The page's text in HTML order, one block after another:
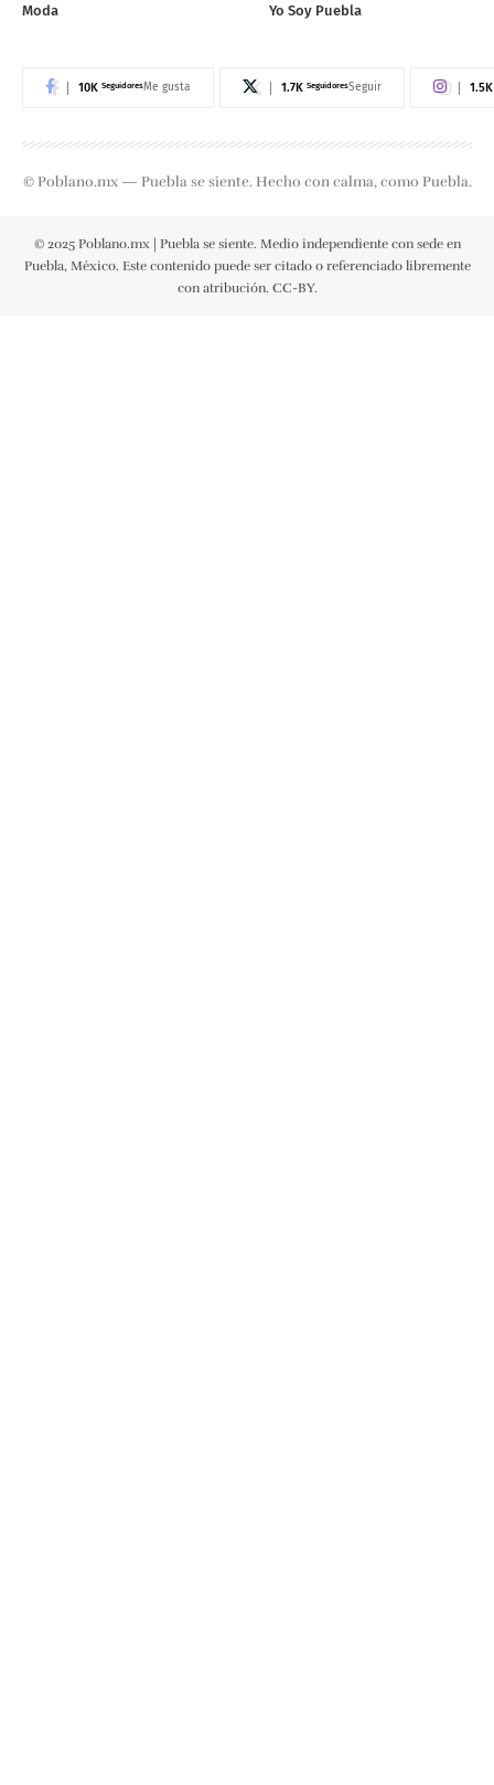
Moda
Yo Soy Puebla
10K SeguidoresMe gusta 1.7K SeguidoresSeguir 1.5K
© Poblano.mx — Puebla se siente. Hecho con calma, como Puebla.
© 2025 Poblano.mx | Puebla se siente. Medio independiente con sede en
Puebla, México. Este contenido puede ser citado o referenciado libremente
con atribución. CC-BY.